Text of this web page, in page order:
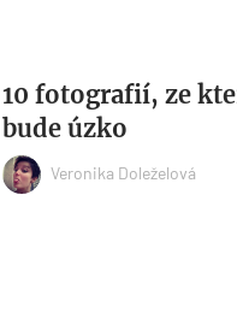
10 fotografií, ze
bude úzko
Veronika Doleželová